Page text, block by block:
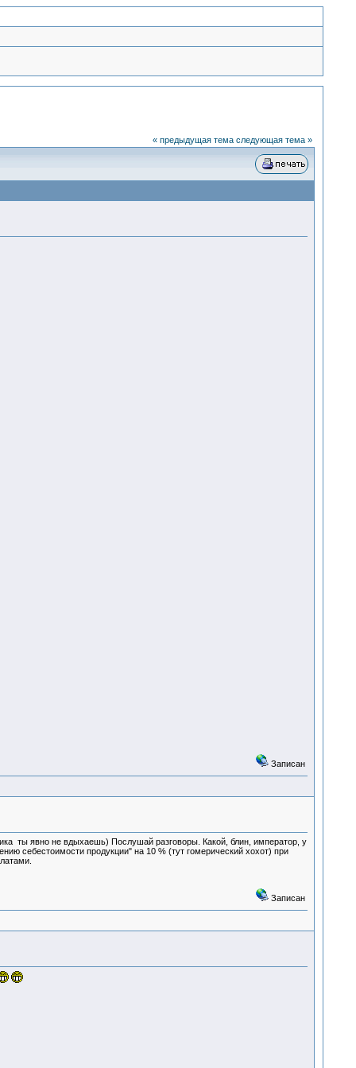
« предыдущая тема следующая тема »
Записан
ты явно не вдыхаешь) Послушай разговоры. Какой, блин, император, у
себестоимости продукции" на 10 % (тут гомерический хохот) при
Записан